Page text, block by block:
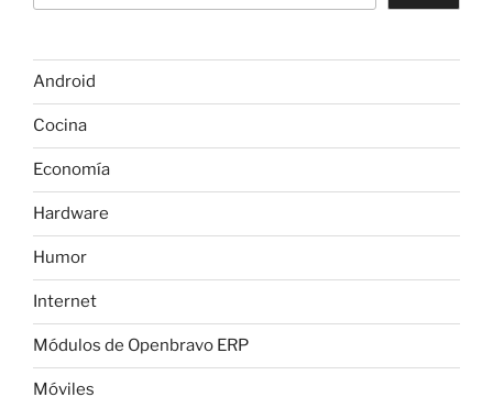
Android
Cocina
Economía
Hardware
Humor
Internet
Módulos de Openbravo ERP
Móviles